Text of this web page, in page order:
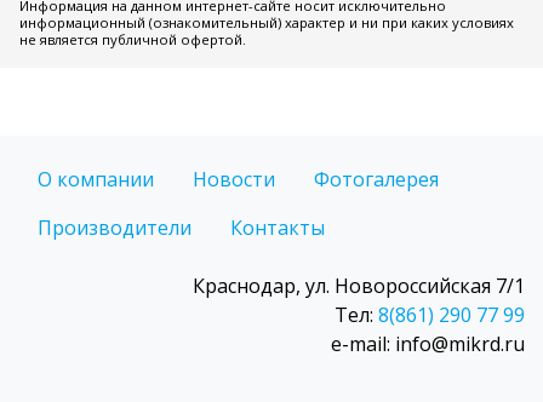
Информация на данном интернет-сайте носит исключительно
информационный (ознакомительный) характер и ни при каких условиях
не является публичной офертой.
О компании Новости
Фотогалерея
Производители
Контакты
Краснодар, ул. Новороссийская 7/1
Тел: 8(861) 290 77 99
e-mail: info@mikrd.ru